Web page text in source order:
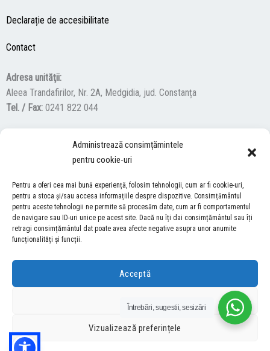
Administrează consimțămintele
pentru cookie-uri
Pentru a oferi cea mai bună experiență, folosim tehnologii, cum ar fi cookie-uri,
pentru a stoca și/sau accesa informațiile despre dispozitive. Consimțământul
pentru aceste tehnologii ne permite să procesăm date, cum ar fi comportamentul
de navigare sau ID-uri unice pe acest site. Dacă nu îți dai consimțământul sau îți
retragi consimțământul dat poate avea afecte negative asupra unor anumite
funcționalități și funcții.
Acceptă
Refuză
Vizualizează preferințele
Declarație de accesibilitate
Contact
Adresa unităţii:
Aleea Trandafirilor, Nr. 2A, Medgidia, jud. Constanța
Tel. / Fax: 0241 822 044
F
a
c
e
b
o
k
Y
u
t
u
b
I
s
t
a
g
a
ACCES NEVĂZĂTORI
Descărcați programul NonVisual Desktop Acces, care oferă
persoanelor cu dizabilități vizuale posibilitatea de a consulta site-ul
COPYRIGHT © 2026 ŞCOALA GIMNAZIALĂ “LUCIAN GRIGORESCU” MEDGIDIA
DEZVOLTAT DE SURFVERSE
Întrebări, sugestii, sesizări